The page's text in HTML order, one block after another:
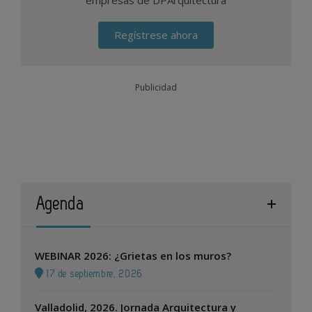
Regístrese ahora
Publicidad
Agenda
WEBINAR 2026: ¿Grietas en los muros?
17 de septiembre, 2026
Valladolid, 2026. Jornada Arquitectura y